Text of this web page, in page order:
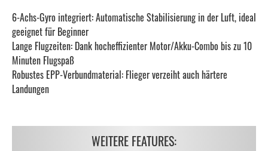
6-Achs-Gyro integriert: Automatische Stabilisierung in der Luft, ideal
geeignet für Beginner
Lange Flugzeiten: Dank hocheffizienter Motor/Akku-Combo bis zu 10
Minuten Flugspaß
Robustes EPP-Verbundmaterial: Flieger verzeiht auch härtere
Landungen
WEITERE FEATURES: